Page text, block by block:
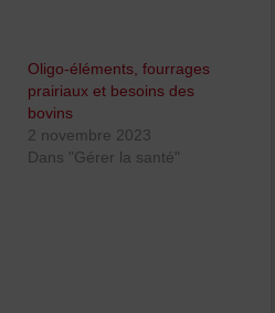
Oligo-éléments, fourrages
prairiaux et besoins des
bovins
2 novembre 2023
Dans "Gérer la santé"